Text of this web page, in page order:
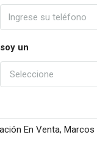
soy un
Seleccione